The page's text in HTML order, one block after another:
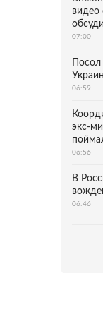
видео
07:00
06:59
экс-
06:56
В
06:46